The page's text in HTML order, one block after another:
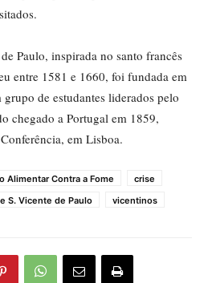
Paulo, inspirada no santo francês
entre 1581 e 1660, foi fundada em
de estudantes liderados pelo
chegado a Portugal em 1859,
em Lisboa.
Alimentar Contra a Fome
crise
S. Vicente de Paulo vicentinos